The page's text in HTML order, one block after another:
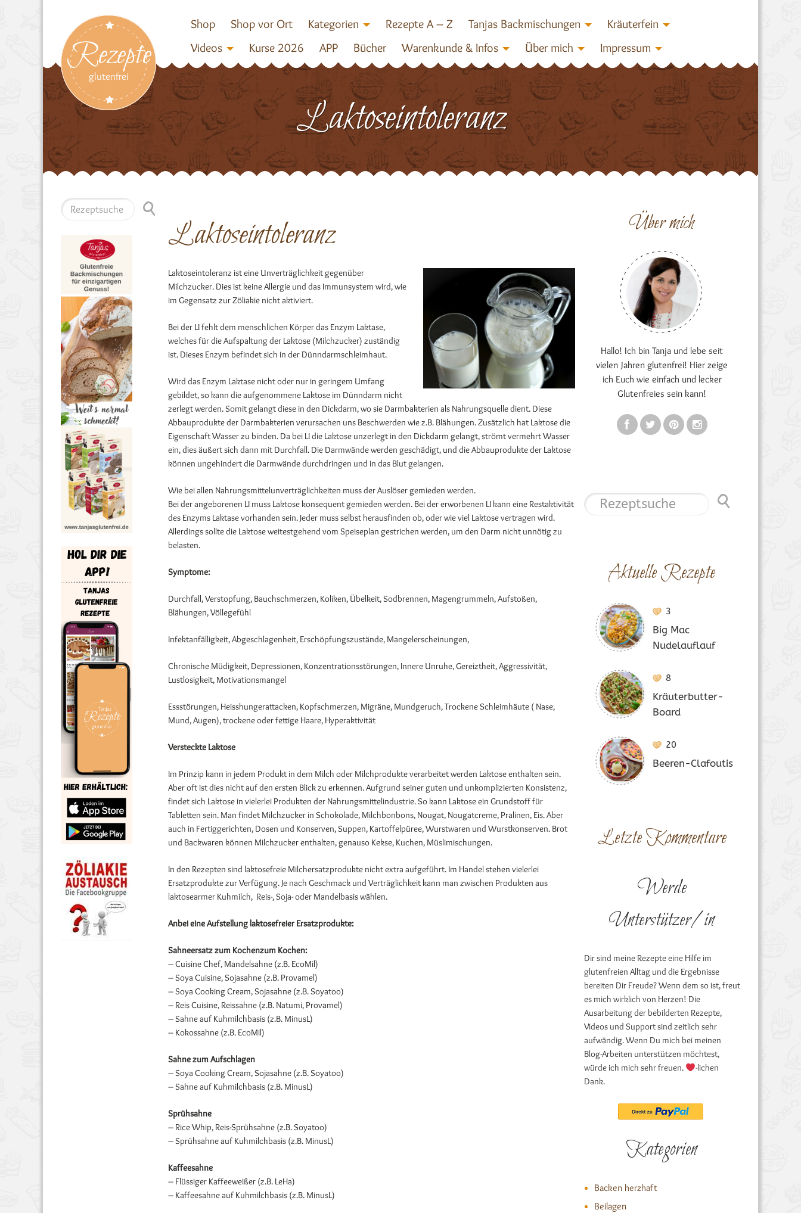
Rezepte
glutenfrei
Shop Shop vor Ort Kategorien Rezepte A – Z Tanjas Backmischungen
Kräuterfein
Videos
Kurse 2026 APP Bücher Warenkunde & Infos Über mich Impressum
Laktoseintoleranz
Laktoseintoleranz
Laktoseintoleranz ist eine Unverträglichkeit gegenüber
Milchzucker. Dies ist keine Allergie und das Immunsystem wird, wie
im Gegensatz zur Zöliakie nicht aktiviert.
Bei der LI fehlt dem menschlichen Körper das Enzym Laktase,
welches für die Aufspaltung der Laktose (Milchzucker) zuständig
ist. Dieses Enzym befindet sich in der Dünndarmschleimhaut.
Wird das Enzym Laktase nicht oder nur in geringem Umfang
gebildet, so kann die aufgenommene Laktose im Dünndarm nicht
zerlegt werden. Somit gelangt diese in den Dickdarm, wo sie Darmbakterien als Nahrungsquelle dient. Diese
Abbauprodukte der Darmbakterien verursachen uns Beschwerden wie z.B. Blähungen. Zusätzlich hat Laktose die
Eigenschaft Wasser zu binden. Da bei LI die Laktose unzerlegt in den Dickdarm gelangt, strömt vermehrt Wasser
ein, dies äußert sich dann mit Durchfall. Die Darmwände werden geschädigt, und die Abbauprodukte der Laktose
können ungehindert die Darmwände durchdringen und in das Blut gelangen.
Wie bei allen Nahrungsmittelunverträglichkeiten muss der Auslöser gemieden werden.
Bei der angeborenen LI muss Laktose konsequent gemieden werden. Bei der erworbenen LI kann eine Restaktivität
des Enzyms Laktase vorhanden sein. Jeder muss selbst herausfinden ob, oder wie viel Laktose vertragen wird.
Allerdings sollte die Laktose weitestgehend vom Speiseplan gestrichen werden, um den Darm nicht unnötig zu
belasten.
Symptome:
Durchfall, Verstopfung, Bauchschmerzen, Koliken, Übelkeit, Sodbrennen, Magengrummeln, Aufstoßen,
Blähungen, Völlegefühl
Infektanfälligkeit, Abgeschlagenheit, Erschöpfungszustände, Mangelerscheinungen,
Chronische Müdigkeit, Depressionen, Konzentrationsstörungen, Innere Unruhe, Gereiztheit, Aggressivität,
Lustlosigkeit, Motivationsmangel
Essstörungen, Heisshungerattacken, Kopfschmerzen, Migräne, Mundgeruch, Trockene Schleimhäute ( Nase,
Mund, Augen), trockene oder fettige Haare, Hyperaktivität
Versteckte Laktose
Im Prinzip kann in jedem Produkt in dem Milch oder Milchprodukte verarbeitet werden Laktose enthalten sein.
Aber oft ist dies nicht auf den ersten Blick zu erkennen. Aufgrund seiner guten und unkomplizierten Konsistenz,
findet sich Laktose in vielerlei Produkten der Nahrungsmittelindustrie. So kann Laktose ein Grundstoff für
Tabletten sein. Man findet Milchzucker in Schokolade, Milchbonbons, Nougat, Nougatcreme, Pralinen, Eis. Aber
auch in Fertiggerichten, Dosen und Konserven, Suppen, Kartoffelpüree, Wurstwaren und Wurstkonserven. Brot
und Backwaren können Milchzucker enthalten, genauso Kekse, Kuchen, Müslimischungen.
In den Rezepten sind laktosefreie Milchersatzprodukte nicht extra aufgeführt. Im Handel stehen vielerlei
Ersatzprodukte zur Verfügung. Je nach Geschmack und Verträglichkeit kann man zwischen Produkten aus
laktosearmer Kuhmilch, Reis-, Soja- oder Mandelbasis wählen.
Anbei eine Aufstellung laktosefreier Ersatzprodukte:
Sahneersatz zum Kochenzum Kochen:
– Cuisine Chef, Mandelsahne (z.B. EcoMil)
– Soya Cuisine, Sojasahne (z.B. Provamel)
– Soya Cooking Cream, Sojasahne (z.B. Soyatoo)
– Reis Cuisine, Reissahne (z.B. Natumi, Provamel)
– Sahne auf Kuhmilchbasis (z.B. MinusL)
– Kokossahne (z.B. EcoMil)
Sahne zum Aufschlagen
– Soya Cooking Cream, Sojasahne (z.B. Soyatoo)
– Sahne auf Kuhmilchbasis (z.B. MinusL)
Sprühsahne
– Rice Whip, Reis-Sprühsahne (z.B. Soyatoo)
– Sprühsahne auf Kuhmilchbasis (z.B. MinusL)
Kaffeesahne
– Flüssiger Kaffeeweißer (z.B. LeHa)
– Kaffeesahne auf Kuhmilchbasis (z.B. MinusL)
Über mich
Hallo! Ich bin Tanja und lebe seit
vielen Jahren glutenfrei! Hier zeige
ich Euch wie einfach und lecker
Glutenfreies sein kann!
Aktuelle Rezepte
3
Big Mac
Nudelauflauf
8
Kräuterbutter-
Board
20
Beeren-Clafoutis
Letzte Kommentare
Werde
Unterstützer/in
Dir sind meine Rezepte eine Hilfe im
glutenfreien Alltag und die Ergebnisse
bereiten Dir Freude? Wenn dem so ist, freut
es mich wirklich von Herzen! Die
Ausarbeitung der bebilderten Rezepte,
Videos und Support sind zeitlich sehr
aufwändig. Wenn Du mich bei meinen
Blog-Arbeiten unterstützen möchtest,
würde ich mich sehr freuen.
-lichen
Dank.
Kategorien
Backen herzhaft
Beilagen